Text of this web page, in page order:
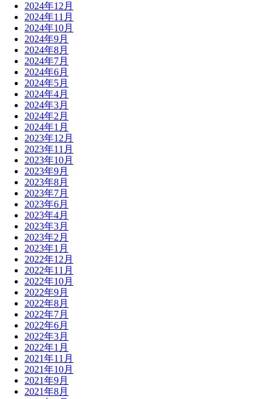
2024年12月
2024年11月
2024年10月
2024年9月
2024年8月
2024年7月
2024年6月
2024年5月
2024年4月
2024年3月
2024年2月
2024年1月
2023年12月
2023年11月
2023年10月
2023年9月
2023年8月
2023年7月
2023年6月
2023年4月
2023年3月
2023年2月
2023年1月
2022年12月
2022年11月
2022年10月
2022年9月
2022年8月
2022年7月
2022年6月
2022年3月
2022年1月
2021年11月
2021年10月
2021年9月
2021年8月